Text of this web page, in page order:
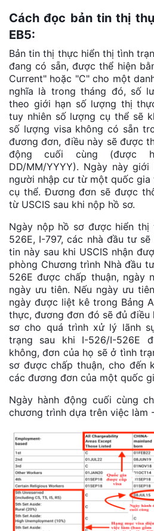
Cách đọc bản tin thị
EB5:
Bản tin thị thực hiển thị tình
đang có sẵn, được thể hiện
Current" hoặc "C" cho một
nghĩa là trong tháng đó, số
theo giới hạn số lượng thị
tuy nhiên số lượng cụ thể sẽ
số lượng visa không có sẵn
đương đơn, điều này sẽ được
động cuối cùng (được
DD/MM/YYYY). Ngày này
người nhập cư từ một quốc gia
cụ thể. Đương đơn sẽ được
từ USCIS sau khi nộp hồ sơ.
Ngày nộp hồ sơ được hiển thị
526E, I-797, các nhà đầu tư
tin này sau khi USCIS nhận
phòng Chương trình Nhà đầu
526E được chấp thuận, ngày
ngày ưu tiên. Nếu ngày ưu
ngày được liệt kê trong Bảng
thực, đương đơn đó sẽ đủ
sơ cho quá trình xử lý lãnh
trạng sau khi I-526/I-526E
không, đơn của họ sẽ ở tình
sơ được chấp thuận, cho đến
các đương đơn của một quốc
Ngày hành động cuối cùng
chương trình dựa trên việc làm